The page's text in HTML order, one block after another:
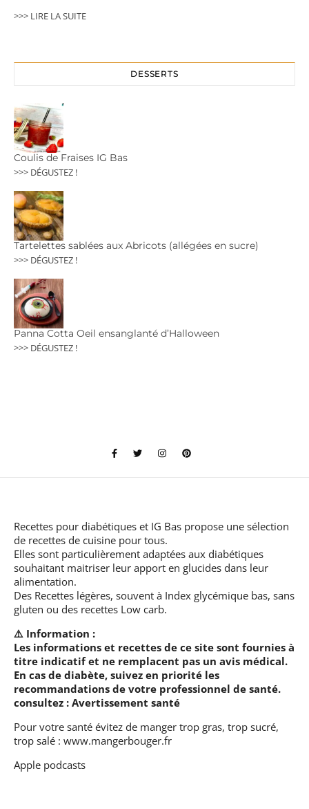
>>> LIRE LA SUITE
DESSERTS
Coulis de Fraises IG Bas
>>> DÉGUSTEZ !
Tartelettes sablées aux Abricots (allégées en sucre)
>>> DÉGUSTEZ !
Panna Cotta Oeil ensanglanté d’Halloween
>>> DÉGUSTEZ !
Recettes pour diabétiques et IG Bas propose une sélection
de recettes de cuisine pour tous.
Elles sont particulièrement adaptées aux diabétiques
souhaitant maitriser leur apport en glucides dans leur
alimentation.
Des Recettes légères, souvent à Index glycémique bas, sans
gluten ou des recettes Low carb.
⚠️ Information :
Les informations et recettes de ce site sont fournies à
titre indicatif et ne remplacent pas un avis médical.
En cas de diabète, suivez en priorité les
recommandations de votre professionnel de santé.
consultez : Avertissement santé
Pour votre santé évitez de manger trop gras, trop sucré,
trop salé : www.mangerbouger.fr
Apple podcasts